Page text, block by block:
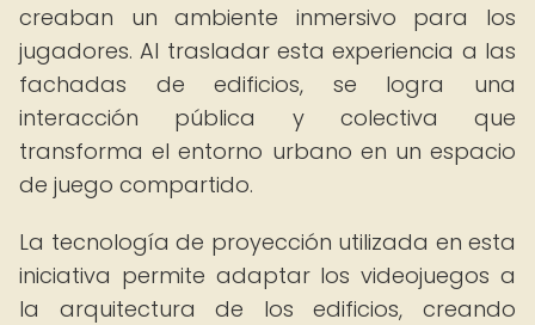
creaban un ambiente inmersivo para los
jugadores. Al trasladar esta experiencia a las
fachadas de edificios, se logra una
interacción pública y colectiva que
transforma el entorno urbano en un espacio
de juego compartido.
La tecnología de proyección utilizada en esta
iniciativa permite adaptar los videojuegos a
la arquitectura de los edificios, creando